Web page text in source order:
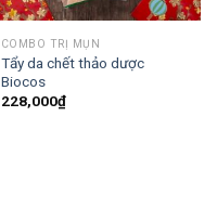
COMBO TRỊ MỤN
Tẩy da chết thảo dược
Biocos
228,000₫